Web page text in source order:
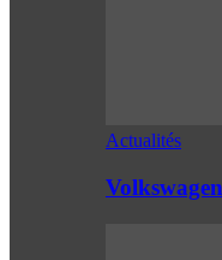
Actualités